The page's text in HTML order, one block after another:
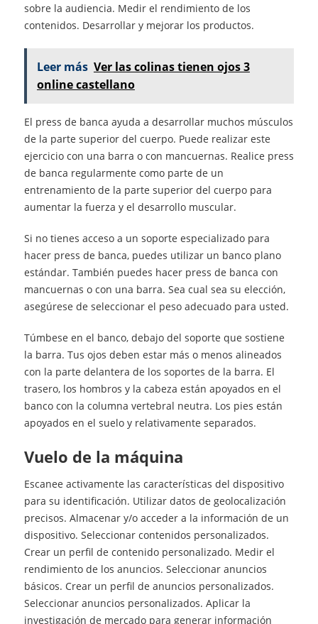
sobre la audiencia. Medir el rendimiento de los
contenidos. Desarrollar y mejorar los productos.
Leer más Ver las colinas tienen ojos 3
online castellano
El press de banca ayuda a desarrollar muchos músculos
de la parte superior del cuerpo. Puede realizar este
ejercicio con una barra o con mancuernas. Realice press
de banca regularmente como parte de un
entrenamiento de la parte superior del cuerpo para
aumentar la fuerza y el desarrollo muscular.
Si no tienes acceso a un soporte especializado para
hacer press de banca, puedes utilizar un banco plano
estándar. También puedes hacer press de banca con
mancuernas o con una barra. Sea cual sea su elección,
asegúrese de seleccionar el peso adecuado para usted.
Túmbese en el banco, debajo del soporte que sostiene
la barra. Tus ojos deben estar más o menos alineados
con la parte delantera de los soportes de la barra. El
trasero, los hombros y la cabeza están apoyados en el
banco con la columna vertebral neutra. Los pies están
apoyados en el suelo y relativamente separados.
Vuelo de la máquina
Escanee activamente las características del dispositivo
para su identificación. Utilizar datos de geolocalización
precisos. Almacenar y/o acceder a la información de un
dispositivo. Seleccionar contenidos personalizados.
Crear un perfil de contenido personalizado. Medir el
rendimiento de los anuncios. Seleccionar anuncios
básicos. Crear un perfil de anuncios personalizados.
Seleccionar anuncios personalizados. Aplicar la
investigación de mercado para generar información